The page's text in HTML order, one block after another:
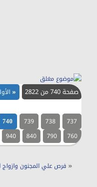
صفحة 740 من 2822 «
737
738
739
740
760
790
840
940
« فرص علي المجنون وازواج